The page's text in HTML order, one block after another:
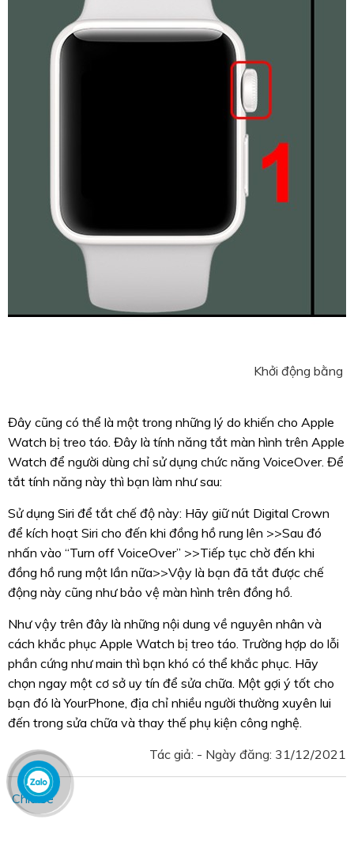
Khởi động bằng
Đây cũng có thể là một trong những lý do khiến cho Apple
Watch bị treo táo. Đây là tính năng tắt màn hình trên Apple
Watch để người dùng chỉ sử dụng chức năng VoiceOver. Để
tắt tính năng này thì bạn làm như sau:
Sử dụng Siri để tắt chế độ này: Hãy giữ nút Digital Crown
để kích hoạt Siri cho đến khi đồng hồ rung lên >>Sau đó
nhấn vào “Turn off VoiceOver” >>Tiếp tục chờ đến khi
đồng hồ rung một lần nữa>>Vậy là bạn đã tắt được chế
động này cũng như bảo vệ màn hình trên đồng hồ.
Như vậy trên đây là những nội dung về nguyên nhân và
cách khắc phục Apple Watch bị treo táo. Trường hợp do lỗi
phần cứng như main thì bạn khó có thể khắc phục. Hãy
chọn ngay một cơ sở uy tín để sửa chữa. Một gợi ý tốt cho
bạn đó là YourPhone, địa chỉ nhiều người thường xuyên lui
đến trong sửa chữa và thay thế phụ kiện công nghệ.
Tác giả: - Ngày đăng: 31/12/2021
Chia sẻ